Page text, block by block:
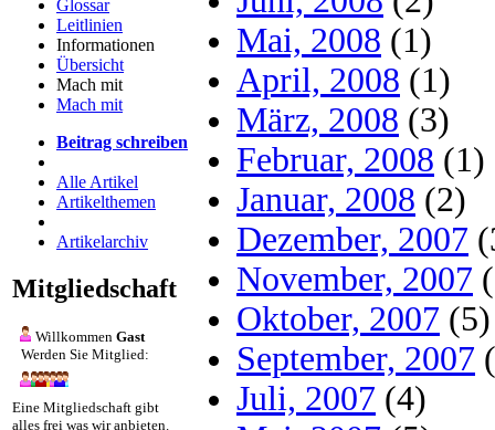
Glossar
Leitlinien
Informationen
Übersicht
Mach mit
Mach mit
Beitrag schreiben
Alle Artikel
Artikelthemen
Artikelarchiv
Mitgliedschaft
Willkommen Gast
Werden Sie Mitglied:
Eine Mitgliedschaft gibt
alles frei was wir anbieten.
Mai, 2008 (1)
April, 2008 (1)
März, 2008 (3)
Februar, 2008 (1)
Januar, 2008 (2)
Dezember, 2007
November, 2007
Oktober, 2007 (5)
September, 2007
Juli, 2007 (4)